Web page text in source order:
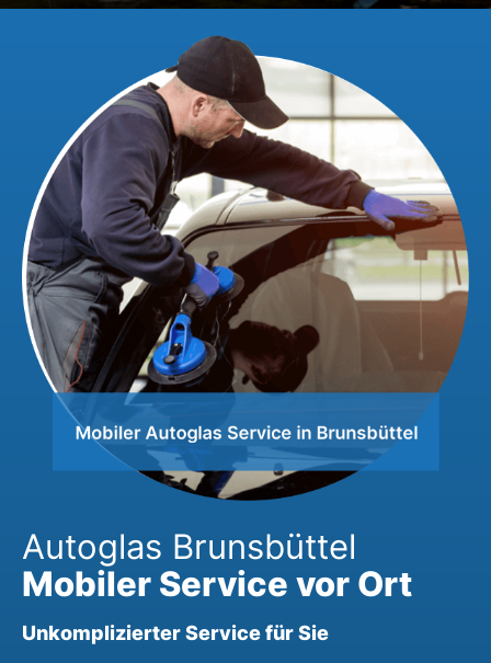
Autoglas Brunsbüttel
Mobiler Service vor Ort
Unkomplizierter Service für Sie